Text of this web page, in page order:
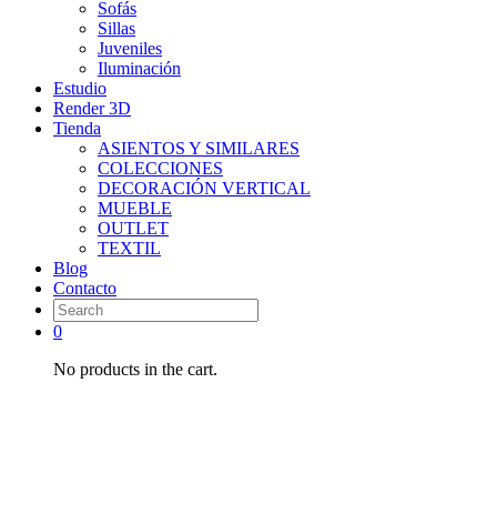
Sofás
Sillas
Juveniles
Iluminación
Estudio
Render 3D
Tienda
ASIENTOS Y SIMILARES
COLECCIONES
DECORACIÓN VERTICAL
MUEBLE
OUTLET
TEXTIL
Blog
Contacto
0
No products in the cart.